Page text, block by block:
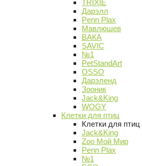
TRIXIE
Дарэлл
Penn Plax
Мавлюшев
ВАКА
SAVIC
№1
PetStandArt
OSSO
Дарэленд
Зооник
Jack&King
WOGY
Клетки для птиц
Клетки для птиц
Jack&King
Zoo Мой Мир
Penn Plax
№1